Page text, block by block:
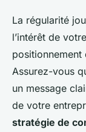
La régularité
l’intérêt de
positionnement
Assurez-vous
un message
de votre
stratégie de